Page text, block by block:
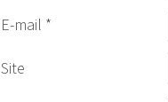
E-mail *
Site